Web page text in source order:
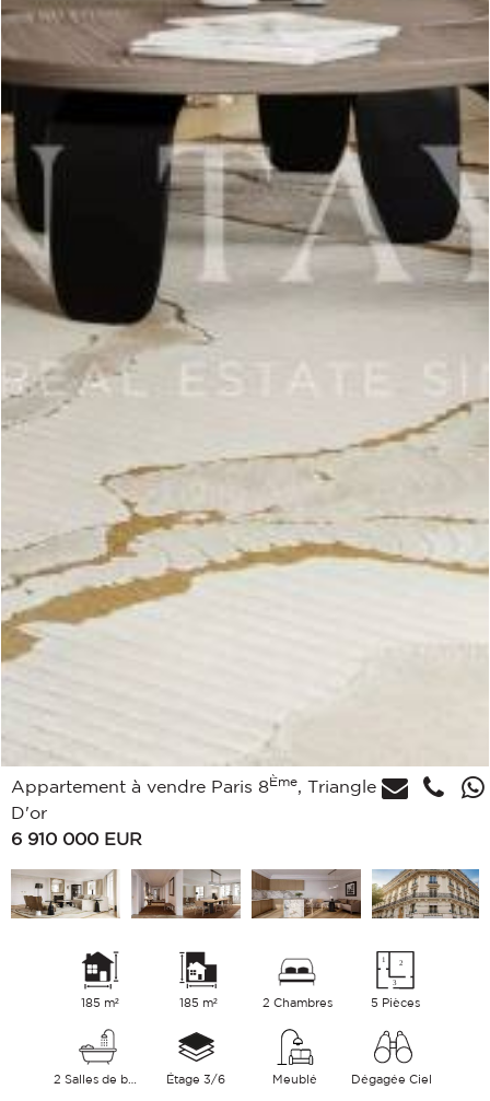
Appartement à vendre Paris 8Ème, Triangle
D'or
6 910 000 EUR
185 m² 185 m² 2 Chambres 5 Pièces
2 Salles de bains Étage 3/6 Meublé Dégagée Ciel